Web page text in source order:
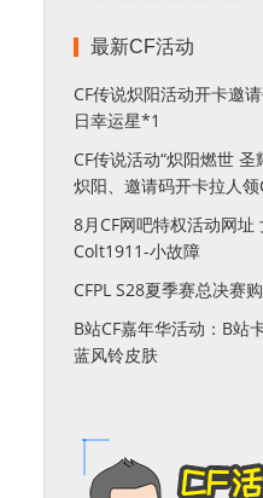
最新CF活动
CF传说炽阳活动开卡邀
日幸运星*1
CF传说活动“炽阳燃世
炽阳、邀请码开卡拉人领
8月CF网吧特权活动网址
Colt1911-小故障
CFPL S28夏季赛总决赛
B站CF嘉年华活动：B站
蓝风铃皮肤